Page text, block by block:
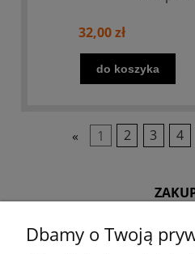
32,00 zł
do koszyka
« 1 2 3 4
Dbamy o Twoją